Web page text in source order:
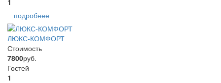
подробнее
ЛЮКС-КОМФОРТ
Стоимость
7800руб.
Гостей
1